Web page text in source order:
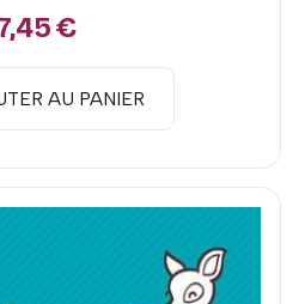
€
AU PANIER